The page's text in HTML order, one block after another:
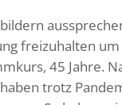
freizuhalten
45 Jahre.
trotz